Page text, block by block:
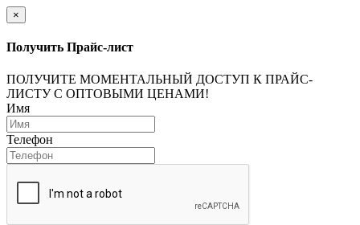
×
Получить Прайс-лист
ПОЛУЧИТЕ МОМЕНТАЛЬНЫЙ ДОСТУП К ПРАЙС-
ЛИСТУ С ОПТОВЫМИ ЦЕНАМИ!
Имя
Телефон